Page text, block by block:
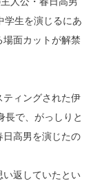
学生を演じるにあ
面カットが解禁
ティングされた伊
長で、がっしりと
日高男を演じたの
返していたとい